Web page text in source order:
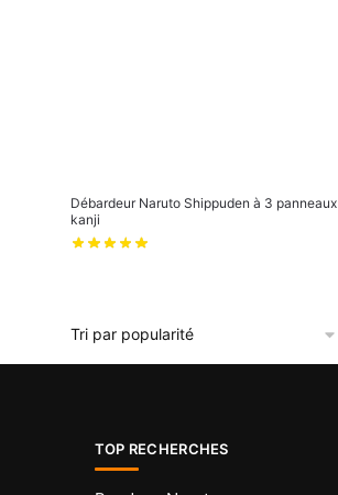
Débardeur Naruto Shippuden à 3
kanji
TOP RECHERCHES